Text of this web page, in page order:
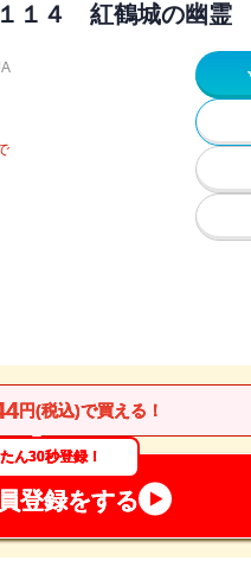
１４ 紅鶴城の幽霊
円(税込)で買える！
ん30秒登録！
登録をする